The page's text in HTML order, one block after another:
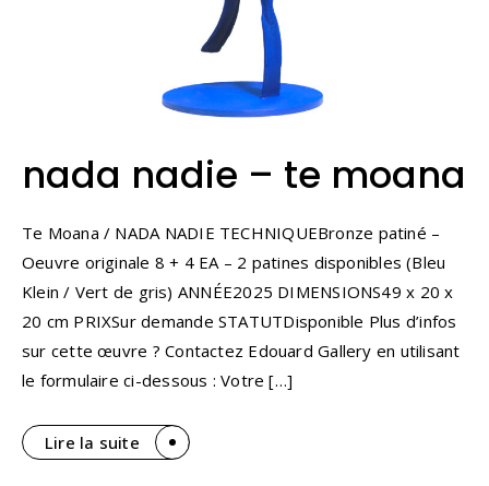
nada nadie – te moana
Te Moana / NADA NADIE TECHNIQUEBronze patiné –
Oeuvre originale 8 + 4 EA – 2 patines disponibles (Bleu
Klein / Vert de gris) ANNÉE2025 DIMENSIONS49 x 20 x
20 cm PRIXSur demande STATUTDisponible Plus d’infos
sur cette œuvre ? Contactez Edouard Gallery en utilisant
le formulaire ci-dessous : Votre […]
Lire la suite